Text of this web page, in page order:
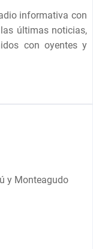
informativa con
últimas noticias,
con oyentes y
y Monteagudo